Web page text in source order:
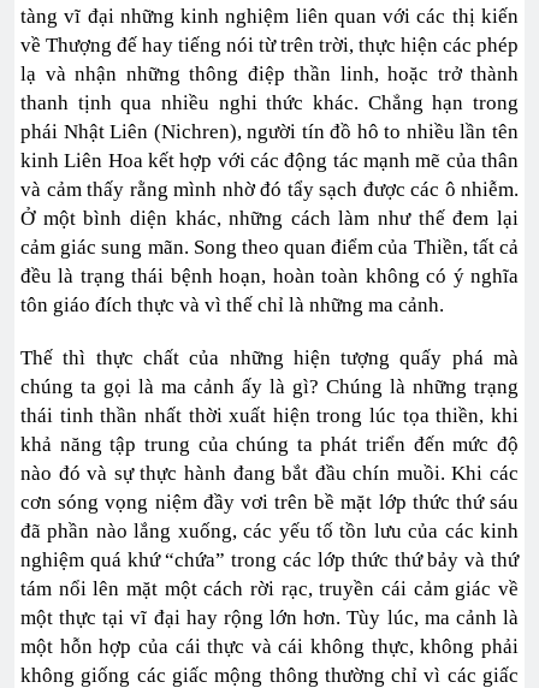
tàng vĩ đại những kinh nghiệm liên quan với các thị kiến
về Thượng đế hay tiếng nói từ trên trời, thực hiện các phép
lạ và nhận những thông điệp thần linh, hoặc trở thành
thanh tịnh qua nhiều nghi thức khác. Chẳng hạn trong
phái Nhật Liên (Nichren), người tín đồ hô to nhiều lần tên
kinh Liên Hoa kết hợp với các động tác mạnh mẽ của thân
và cảm thấy rằng mình nhờ đó tẩy sạch được các ô nhiễm.
Ở một bình diện khác, những cách làm như thế đem lại
cảm giác sung mãn. Song theo quan điểm của Thiền, tất cả
đều là trạng thái bệnh hoạn, hoàn toàn không có ý nghĩa
tôn giáo đích thực và vì thế chỉ là những ma cảnh.
Thế thì thực chất của những hiện tượng quấy phá mà
chúng ta gọi là ma cảnh ấy là gì? Chúng là những trạng
thái tinh thần nhất thời xuất hiện trong lúc tọa thiền, khi
khả năng tập trung của chúng ta phát triển đến mức độ
nào đó và sự thực hành đang bắt đầu chín muồi. Khi các
cơn sóng vọng niệm đầy vơi trên bề mặt lớp thức thứ sáu
đã phần nào lắng xuống, các yếu tố tồn lưu của các kinh
nghiệm quá khứ “chứa” trong các lớp thức thứ bảy và thứ
tám nổi lên mặt một cách rời rạc, truyền cái cảm giác về
một thực tại vĩ đại hay rộng lớn hơn. Tùy lúc, ma cảnh là
một hỗn hợp của cái thực và cái không thực, không phải
không giống các giấc mộng thông thường chỉ vì các giấc